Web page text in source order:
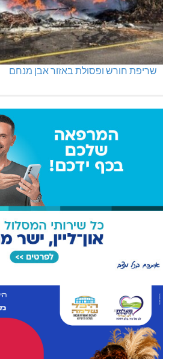
שריפת חורש ופסולת באזור אבן מנחם